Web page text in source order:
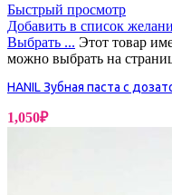
Быстрый просмотр
Добавить в список
Выбрать ... Этот товар
можно выбрать на
HANIL Зубная паста с
1,050₽